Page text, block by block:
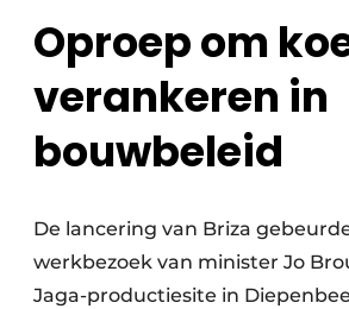
Oproep om
verankeren in
bouwbeleid
De lancering van Briza
werkbezoek van minister Jo
Jaga-productiesite in